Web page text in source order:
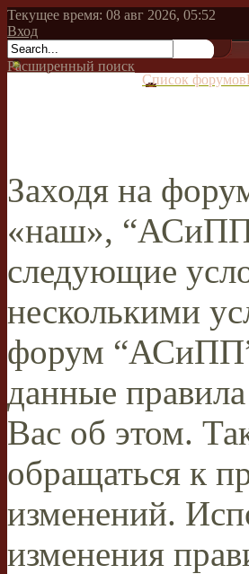
Текущее время: 08 авг 2026, 05:52
Вход
Расширенный поиск
Список форумов
Заходя на
«наш»,
следующие
несколькими
форум
данные
Вас об этом.
обращаться к
изменений.
изменения